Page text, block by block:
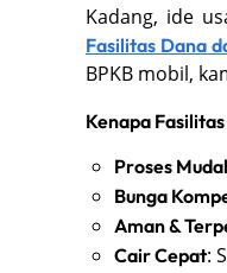
Kadang, ide
Fasilitas Dana
BPKB mobil,
Kenapa
Proses
Bunga
Aman &
Cair Cepat: